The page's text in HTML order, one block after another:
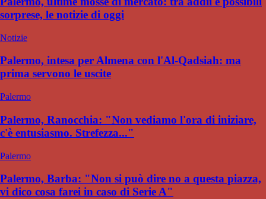
sorprese, le notizie di oggi
Notizie
Palermo, intesa per Almena con l'Al-Qadsiah: ma
prima servono le uscite
Palermo
Palermo, Ranocchia: "Non vediamo l'ora di iniziare,
c'è entusiasmo. Strefezza..."
Palermo
Palermo, Barba: "Non si può dire no a questa piazza,
vi dico cosa farei in caso di Serie A"